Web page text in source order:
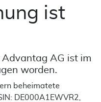
ist
AG ist im
worden.
beheimatete
DE000A1EWVR2,